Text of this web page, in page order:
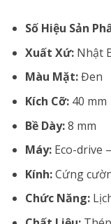
Số Hiệu Sản
Xuất Xứ:Nhật
Màu Mặt:Đen
Kích Cỡ:40 mm
Bề Dày:8 mm
Máy:Eco-drive
Kính:Cứng
Chức Năng: